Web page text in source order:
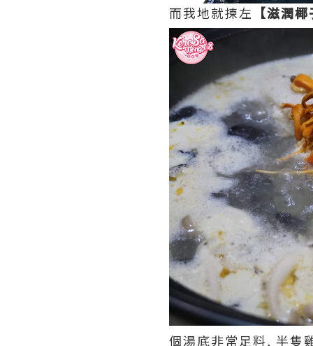
而我地就揀左 【滋潤
個湯底非常足料, 半隻